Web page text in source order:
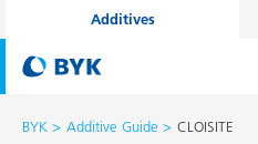
Additives
BYK Additive Guide CLOISITE